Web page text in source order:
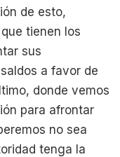
de esto,
tienen los
sus
a favor de
donde vemos
para afrontar
no sea
tenga la